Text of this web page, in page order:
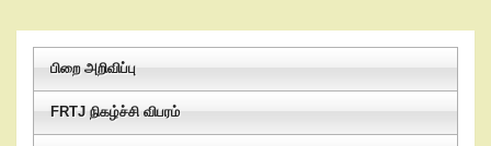
பிறை அறிவிப்பு
FRTJ நிகழ்ச்சி விபரம்